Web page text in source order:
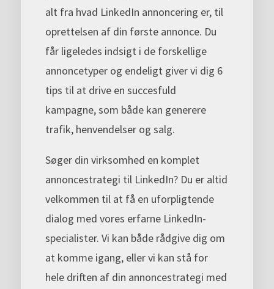
alt fra hvad LinkedIn annoncering er, til
oprettelsen af din første annonce. Du
får ligeledes indsigt i de forskellige
annoncetyper og endeligt giver vi dig 6
tips til at drive en succesfuld
kampagne, som både kan generere
trafik, henvendelser og salg.
Søger din virksomhed en komplet
annoncestrategi til LinkedIn? Du er altid
velkommen til at få en uforpligtende
dialog med vores erfarne LinkedIn-
specialister. Vi kan både rådgive dig om
at komme igang, eller vi kan stå for
hele driften af din annoncestrategi med